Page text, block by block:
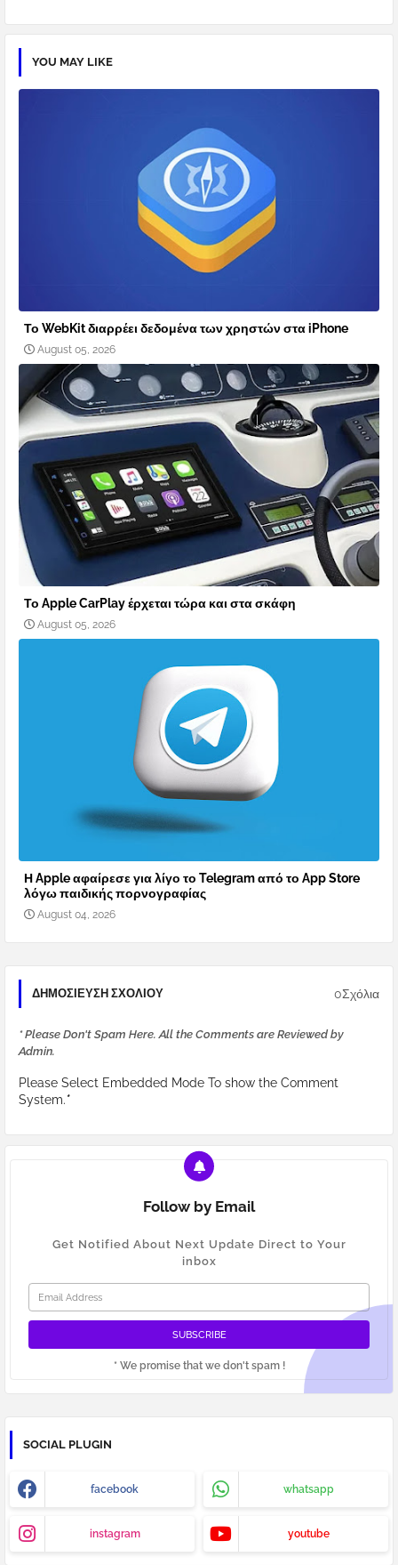
YOU MAY LIKE
Το WebKit διαρρέει δεδομένα των χρηστών στα iPhone
August 05, 2026
Το Apple CarPlay έρχεται τώρα και στα σκάφη
August 05, 2026
Η Apple αφαίρεσε για λίγο το Telegram από το App Store
λόγω παιδικής πορνογραφίας
August 04, 2026
ΔΗΜΟΣΊΕΥΣΗ ΣΧΟΛΊΟΥ 0Σχόλια
* Please Don't Spam Here. All the Comments are Reviewed by
Admin.
Please Select Embedded Mode To show the Comment
System.*
Follow by Email
Get Notified About Next Update Direct to Your
inbox
* We promise that we don't spam !
SOCIAL PLUGIN
facebook whatsapp
instagram youtube